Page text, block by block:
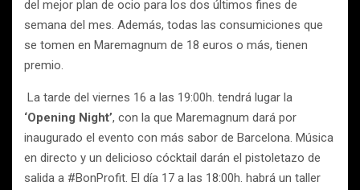
del mejor plan de ocio para los dos últimos fines de
semana del mes. Además, todas las consumiciones que
se tomen en Maremagnum de 18 euros o más, tienen
premio.
La tarde del viernes 16 a las 19:00h. tendrá lugar la
‘Opening Night’, con la que Maremagnum dará por
inaugurado el evento con más sabor de Barcelona. Música
en directo y un delicioso cócktail darán el pistoletazo de
salida a #BonProfit. El día 17 a las 18:00h. habrá un taller